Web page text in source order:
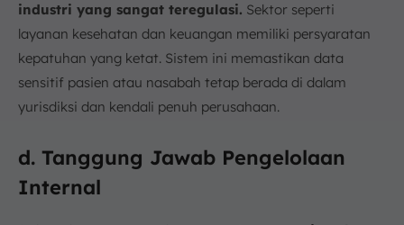
industri yang sangat teregulasi. Sektor seperti
layanan kesehatan dan keuangan memiliki persyaratan
kepatuhan yang ketat. Sistem ini memastikan data
sensitif pasien atau nasabah tetap berada di dalam
yurisdiksi dan kendali penuh perusahaan.
d. Tanggung Jawab Pengelolaan
Internal